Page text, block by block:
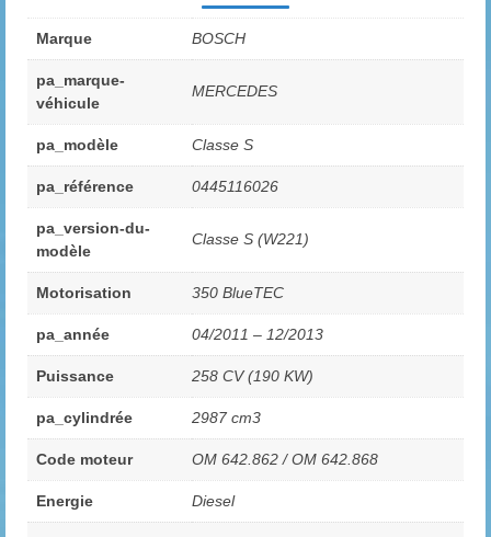
Marque BOSCH
pa_marque-
véhicule
MERCEDES
pa_modèle Classe S
pa_référence 0445116026
pa_version-du-
modèle
Classe S (W221)
Motorisation 350 BlueTEC
pa_année 04/2011 – 12/2013
Puissance 258 CV (190 KW)
pa_cylindrée 2987 cm3
Code moteur OM 642.862 / OM 642.868
Energie Diesel